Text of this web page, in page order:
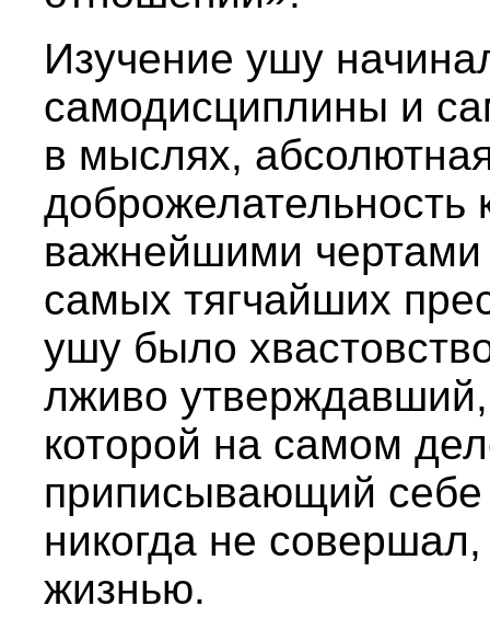
Изучение ушу
самодисциплины и
в мыслях,
важнейшими
самых тягчайших
ушу было
лживо
которой на самом
приписывающий себе
никогда не
жизнью.